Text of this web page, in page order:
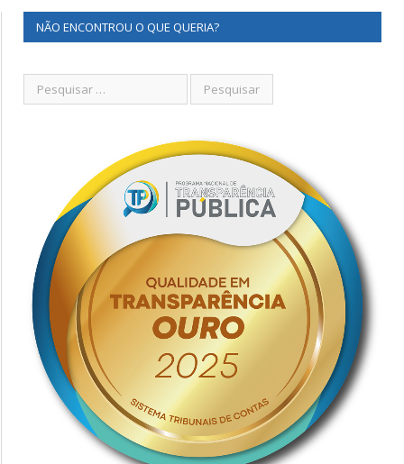
NÃO ENCONTROU O QUE QUERIA?